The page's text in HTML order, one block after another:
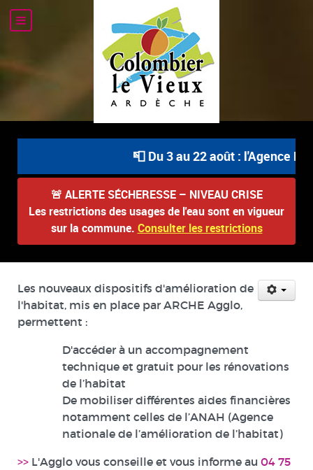
📮 Du 3 au 22 août : l'Agence
🚨 ALERTE SÉCHERESSE – NIVEAU CRISE
Les restrictions des usages de l'eau sont en vigueur
sur la commune. Consulter les restrictions
Les nouveaux dispositifs d'amélioration de
l'habitat, mis en place par ARCHE Agglo,
permettent :
D'accéder à un accompagnement
technique et gratuit pour les rénovations
de l’habitat
De mobiliser différentes aides financières
notamment celles de l’ANAH (Agence
nationale de l’amélioration de l’habitat)
>> L'Agglo vous conseille et vous informe au 04 75